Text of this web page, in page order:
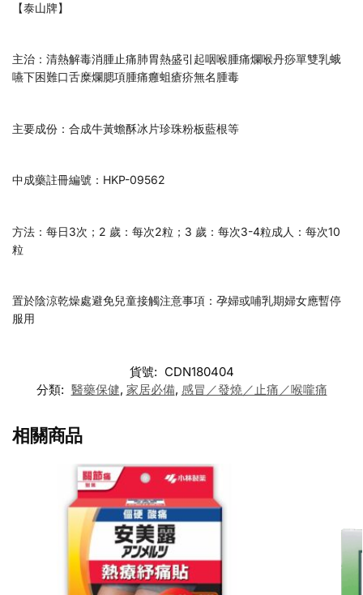
【泰山牌】
主治：清熱解毒消腫止痛肺胃熱盛引起咽喉腫痛爛喉丹痧單雙乳蛾
嚥下困難口舌糜爛腮項腫痛癰蛆瘡疥無名腫毒
主要成份：合成牛黃蟾酥冰片珍珠粉板藍根等
中成藥註冊編號：HKP-09562
方法：每日3次；2 歲：每次2粒；3 歲：每次3-4粒成人：每次10
粒
置於陰涼乾燥處避免兒童接觸注意事項：孕婦或哺乳期婦女應暫停
服用
貨號: CDN180404
分類: 醫藥保健, 家居必備, 感冒／發燒／止痛／喉嚨痛
相關商品